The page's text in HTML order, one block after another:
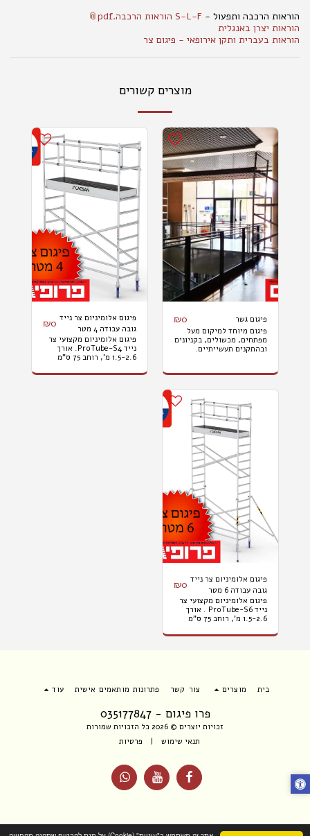
הוראות הרכבה ותפעול - S-L-F הוראות הרכבה.pdf
הוראות יצרן באנגלית
הוראות בעברית ותקן אירופאי - פיגום צר
מוצרים קשורים
פיגום גשר ₪0
פיגום מיוחד למיקום מעל
מפתחים, מכשולים, בקניונים
ובהתקנים תעשייתיים.
לסביבת העבודה עם אפשרות
פיגום אלומיניום צר נייד
גובה עבודה 4 מטר
להשכרה
₪0
פיגום אלומיניום מקצועי צר
נייד ProTube-S4. אורך
1.5-2.6 מ', רוחב 75 ס"מ
ליום 450שח, יומיים
פיגום אלומיניום צר נייד
גובה עבודה 6 מטר
להשכרה
₪0
פיגום אלומיניום מקצועי צר
נייד ProTube-S6 . אורך
1.5-2.6 מ', רוחב 75 ס"מ
ליום 450שח, יומיים
פרו פיגום - 035177847
זכויות יוצרים © 2026 כל הזכויות שמורות
תנאי שימוש | פרטיות
בית מוצרים צור קשר פתרונות מותאמים אישית עוד